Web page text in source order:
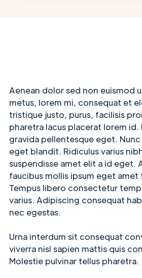
Aenean dolor sed non euismod
metus, lorem mi, consequat et
tristique justo, purus, facilisis
pharetra lacus placerat lorem
gravida pellentesque eget.
eget blandit. Ridiculus varius
suspendisse amet elit a id eget.
faucibus mollis ipsum eget amet
Tempus libero consectetur
varius. Adipiscing consequat
nec egestas.
Urna interdum sit consequat
viverra nisl sapien mattis quis
Molestie pulvinar tellus pharetra.